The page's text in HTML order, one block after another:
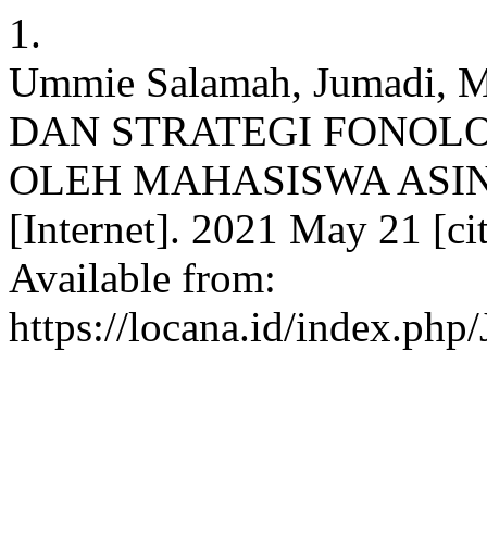
1.
Ummie Salamah, Jumadi,
DAN STRATEGI
OLEH MAHASISWA
[Internet]. 2021 May 21
Available from:
https://locana.id/